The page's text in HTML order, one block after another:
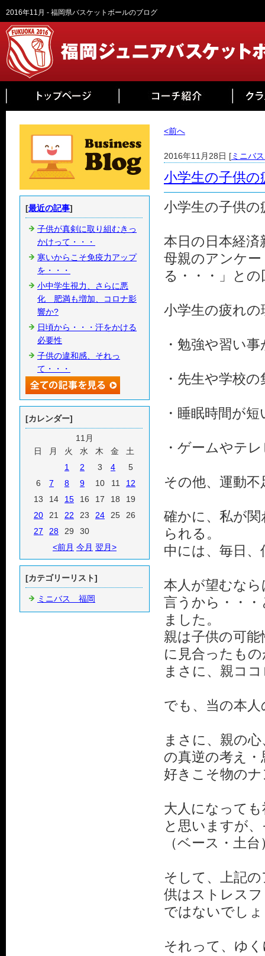
2016年11月 - 福岡県バスケットボールのブログ
<前へ
2016年11月28日 [ミニバ
小学生の子供の
小学生の子供の
本日の日本経
母親のアンケ
る・・・」と
小学生の疲れの
・勉強や習い
・先生や学校
・睡眠時間が
・ゲームやテ
その他、運動
確かに、私が
られる。
中には、毎日
本人が望むな
言うから・・
ました。
親は子供の可
に見合ったも
まさに、親コ
でも、当の本
まさに、親の
の真逆の考え
好きこそ物の
大人になって
と思いますが
（ベース・土
そして、上記
供はストレス
ではないでし
それって、ゆ
[最近の記事]
子供が真剣に取り組むきっ
かけって・・・
寒いからこそ免疫力アップ
を・・・
小中学生視力、さらに悪
化 肥満も増加、コロナ影
響か?
日頃から・・・汗をかける
必要性
子供の違和感、それっ
て・・・
[カレンダー]
11月
日
月 火 水 木 金
土
1
2 3 4
5
6
7 8 9 10 11
12
13
14 15 16 17 18
19
20
21 22 23 24 25
26
27
28 29
30
<前月 今月 翌月>
[カテゴリーリスト]
ミニバス 福岡